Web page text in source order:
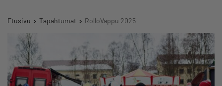
Etusivu Tapahtumat RolloVappu 2025